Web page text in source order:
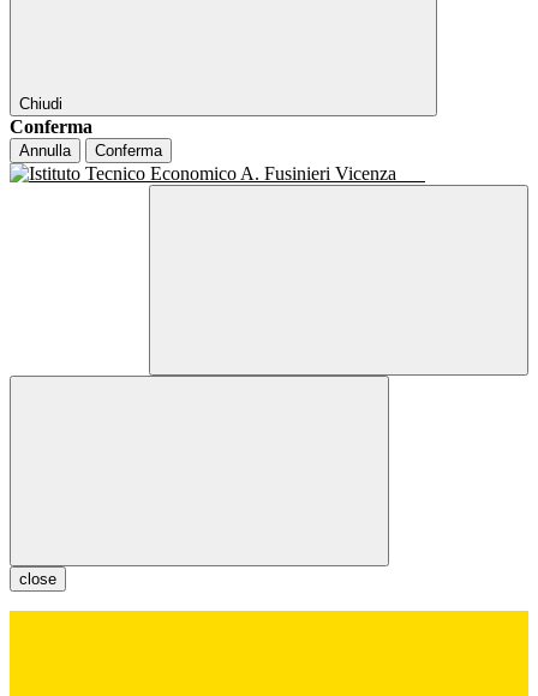
Chiudi
Conferma
Annulla Conferma
close